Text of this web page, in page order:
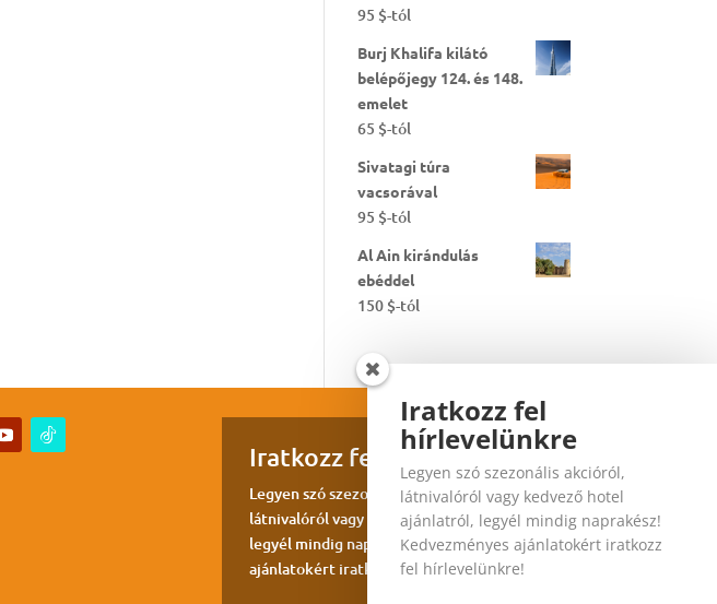
95 $-tól
Burj Khalifa kilátó
belépőjegy 124. és 148.
emelet
65 $-tól
Sivatagi túra
vacsorával
95 $-tól
Al Ain kirándulás
ebéddel
150 $-tól
Iratkozz fel hírlevelünkre
Legyen szó szezonális akcióról,
látnivalóról vagy kedvező hotel ajánlatról,
legyél mindig naprakész! Kedvezményes
ajánlatokért iratkozz fel hírlevelünkre!
Iratkozz fel
hírlevelünkre
Legyen szó szezonális akcióról,
látnivalóról vagy kedvező hotel
ajánlatról, legyél mindig naprakész!
Kedvezményes ajánlatokért iratkozz
fel hírlevelünkre!